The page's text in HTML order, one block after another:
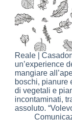
Reale |
un’experience
mangiare
boschi, pianure
di vegetali e
incontaminati,
assoluto.